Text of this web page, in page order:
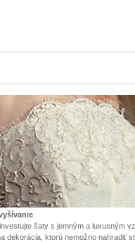
šaty s jemným a luxusným
dekorácia, ktorú nemožno nahradiť